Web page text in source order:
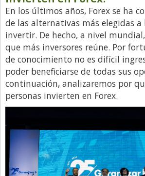
En los últimos años, Forex se ha
de las alternativas más elegidas a
invertir. De hecho, a nivel
que más inversores reúne. Por
de conocimiento no es difícil
poder beneficiarse de todas sus
continuación, analizaremos por
personas invierten en Forex.